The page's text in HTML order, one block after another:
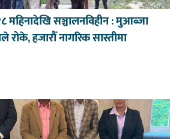
महिनादेखि सञ्चालनविहीन : मुआब्जा
रोके, हजारौँ नागरिक सास्तीमा